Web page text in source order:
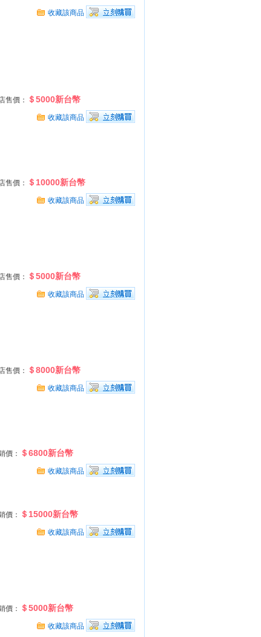
收藏該商品
售價： ＄5000新台幣
收藏該商品
售價： ＄10000新台幣
收藏該商品
售價： ＄5000新台幣
收藏該商品
售價： ＄8000新台幣
收藏該商品
價： ＄6800新台幣
收藏該商品
價： ＄15000新台幣
收藏該商品
價： ＄5000新台幣
收藏該商品